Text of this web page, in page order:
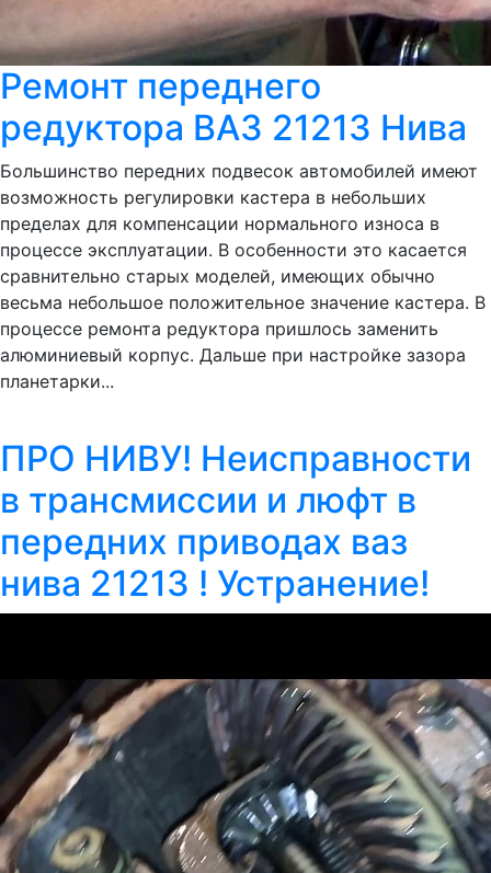
Ремонт переднего
редуктора ВАЗ 21213 Нива
Большинство передних подвесок автомобилей имеют
возможность регулировки кастера в небольших
пределах для компенсации нормального износа в
процессе эксплуатации. В особенности это касается
сравнительно старых моделей, имеющих обычно
весьма небольшое положительное значение кастера. В
процессе ремонта редуктора пришлось заменить
алюминиевый корпус. Дальше при настройке зазора
планетарки...
ПРО НИВУ! Неисправности
в трансмиссии и люфт в
передних приводах ваз
нива 21213 ! Устранение!